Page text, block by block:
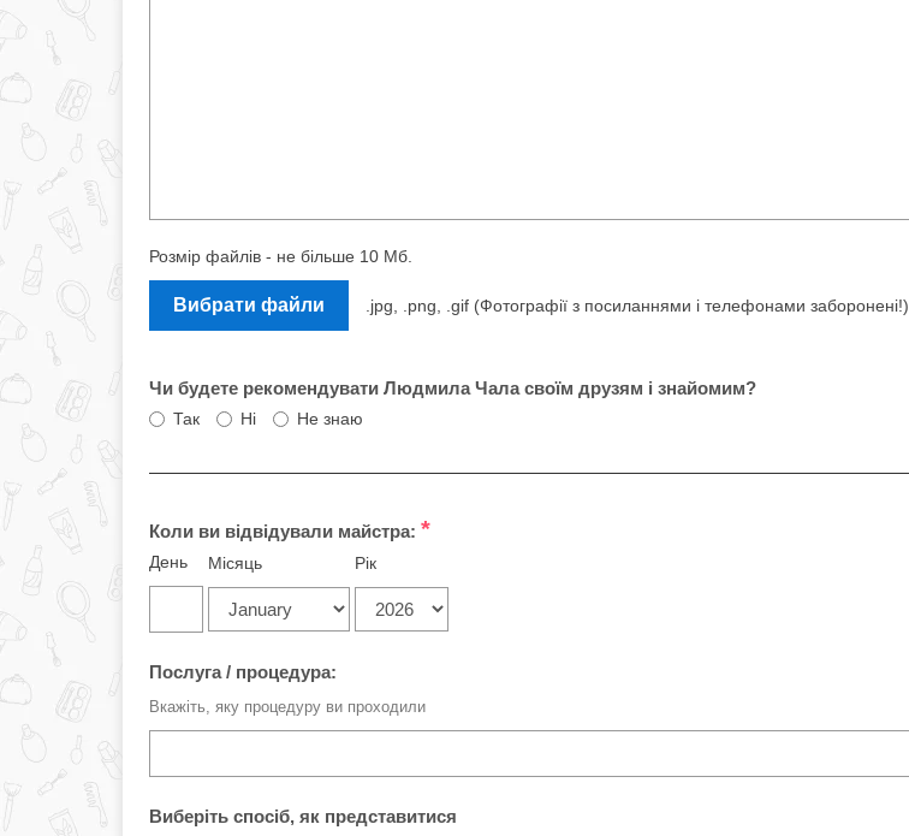
Розмір файлів - не більше 10 Мб.
Вибрати файли .jpg, .png, .gif (Фотографії з посиланнями і телефонами заборонені!)
Чи будете рекомендувати Людмила Чала своїм друзям і знайомим?
Так Ні Не знаю
Коли ви відвідували майстра: *
День Місяць Рік
Послуга / процедура:
Вкажіть, яку процедуру ви проходили
Виберіть спосіб, як представитися